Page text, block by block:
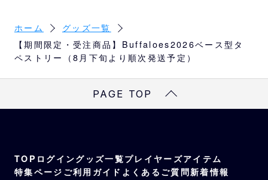
で長くご利用いただけます。
サイズ
約W47×H220cm
素材
※ペットボトルと同じプラスチック製、汚損に
付属品
合成PET紙 吊りひも
ホーム
グッズ一覧
【期間限定・受注商品】Buffaloes2026ベース型タ
ペストリー（8月下旬より順次発送予定）
PAGE TOP
TOP ログイングッズ一覧プレイヤーズアイテム
特集ページ ご利用ガイド よくあるご質問新着情報